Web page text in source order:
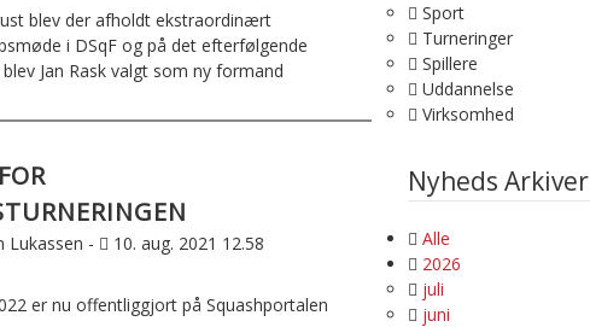
blev der afholdt ekstraordinært
i DSqF og på det efterfølgende
Jan Rask valgt som ny formand
Lukassen - 10. aug. 2021 12.58
er nu offentliggjort på Squashportalen
Sport
Turneringer
Spillere
Uddannelse
Virksomhed
Nyheds Arkiver
Alle
2026
juli
juni